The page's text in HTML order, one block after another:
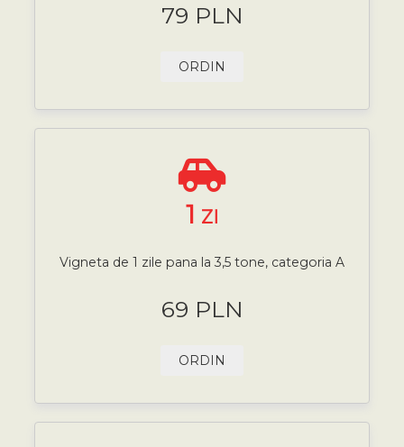
79 PLN
ORDIN
1 ZI
Vigneta de 1 zile pana la 3,5 tone, categoria A
69 PLN
ORDIN